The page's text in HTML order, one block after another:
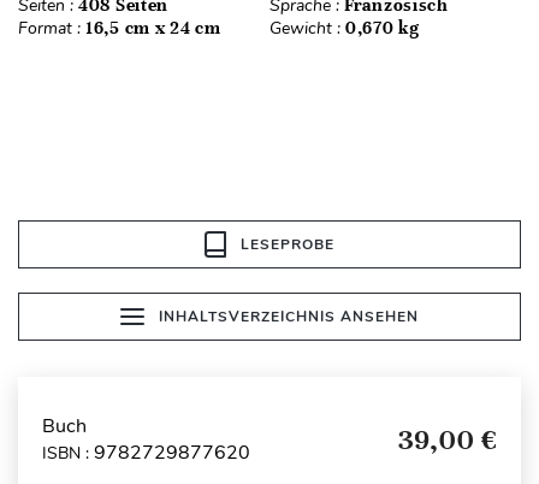
Seiten : 408 Seiten Sprache : Französisch
Format : 16,5 cm x 24 cm Gewicht : 0,670 kg
LESEPROBE
INHALTSVERZEICHNIS ANSEHEN
Buch
ISBN : 9782729877620 39,00 €